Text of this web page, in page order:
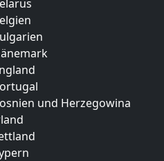
und Herzegowina